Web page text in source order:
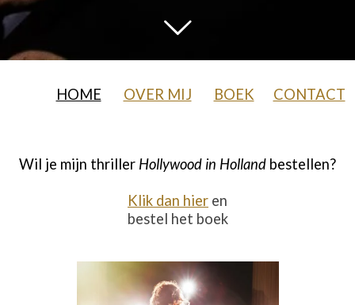
HOME OVER MIJ BOEK CONTACT
Wil je mijn thriller Hollywood in Holland bestellen?
Klik dan hier en
bestel het boek